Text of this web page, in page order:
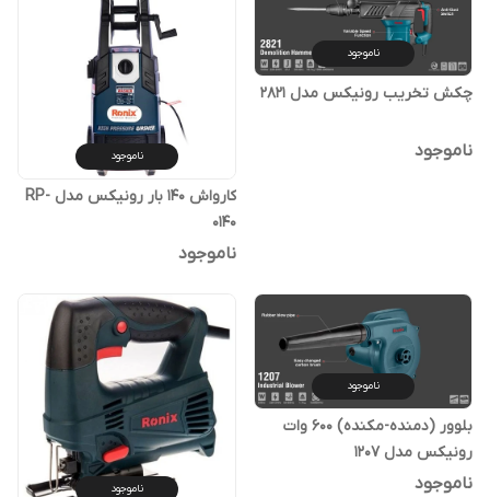
ناموجود
چکش تخریب رونیکس مدل 2821
ناموجود ناموجود
کارواش 140 بار رونیکس مدل RP-
0140
ناموجود
ناموجود
بلوور (دمنده-مکنده) 600 وات
رونیکس مدل 1207
ناموجود ناموجود